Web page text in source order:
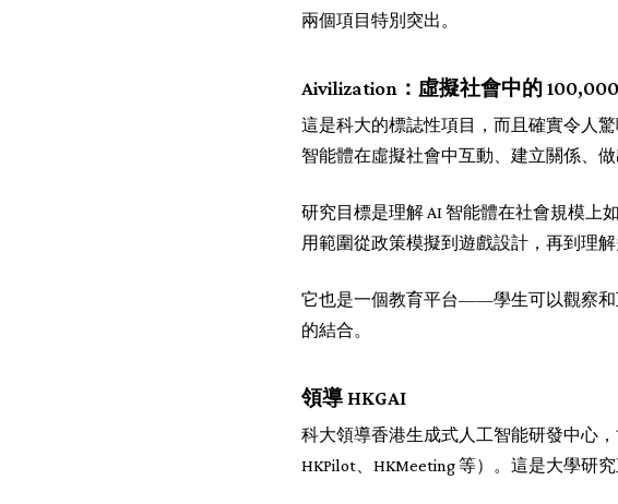
兩個項目特別突出。
Aivilization：虛擬社會中的
這是科大的標誌性項目，而且確實令人
智能體在虛擬社會中互動、建立關係、
研究目標是理解 AI 智能體在社會規模上
用範圍從政策模擬到遊戲設計，再到理解
它也是一個教育平台——學生可以觀察和
的結合。
領導 HKGAI
科大領導香港生成式人工智能研發中心，
HKPilot、HKMeeting 等）。這是大學研